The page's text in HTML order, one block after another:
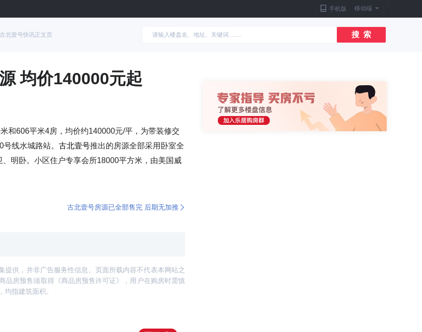
手机版 移动端
古北壹号快讯正文页 搜 索
均价140000元起
和606平米4房，均价约140000元/平，为带装修交
线水城路站。 古北壹号推出的房源全部采用卧室全
明卧。小区住户专享会所18000平方米，由美国威
古北壹号房源已全部售完 后期无加推
供，并非广告服务性信息。页面所载内容不代表本网站之
品房预售须取得《商品房预售许可证》，用户在购房时需慎
指建筑面积。